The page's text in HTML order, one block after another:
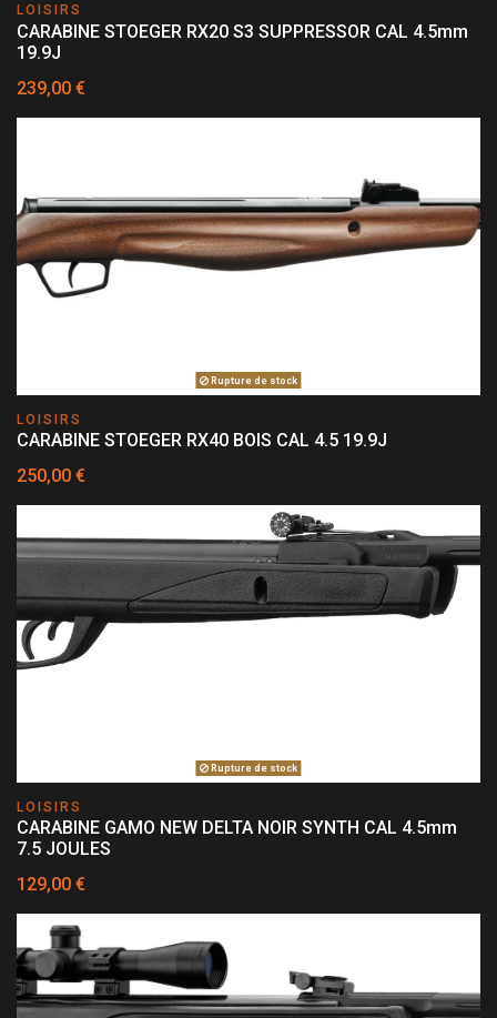
LOISIRS
CARABINE STOEGER RX20 S3 SUPPRESSOR CAL 4.5mm
19.9J
239,00 €
Rupture de stock
LOISIRS
CARABINE STOEGER RX40 BOIS CAL 4.5 19.9J
250,00 €
Rupture de stock
LOISIRS
CARABINE GAMO NEW DELTA NOIR SYNTH CAL 4.5mm
7.5 JOULES
129,00 €